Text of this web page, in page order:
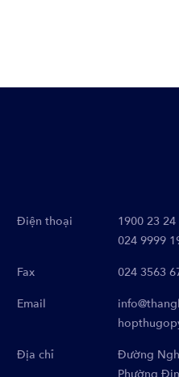
Điện thoại
1900 23 24
024 9999
Fax 024 3563
Email
Địa chỉ
Đường